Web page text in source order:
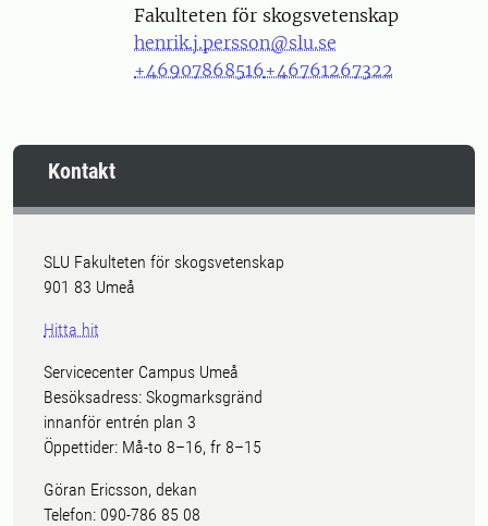
Fakulteten för skogsvetenskap
henrik.j.persson@slu.se
+46907868516+46761267322
Kontakt
SLU Fakulteten för skogsvetenskap
901 83 Umeå
Hitta hit
Servicecenter Campus Umeå
Besöksadress: Skogmarksgränd
innanför entrén plan 3
Öppettider: Må-to 8–16, fr 8–15
Göran Ericsson, dekan
Telefon: 090-786 85 08